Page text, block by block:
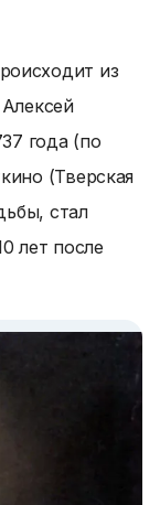
из
года (по
(Тверская
стал
лет после